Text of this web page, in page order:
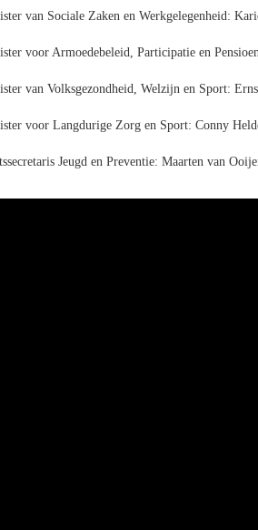
van Sociale Zaken en Werkgelegenheid:
voor Armoedebeleid, Participatie en
van Volksgezondheid, Welzijn en Sport:
voor Langdurige Zorg en Sport: Conny
Jeugd en Preventie: Maarten van